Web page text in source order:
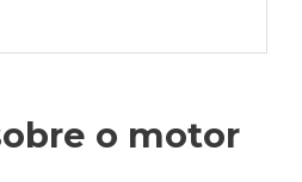
o motor